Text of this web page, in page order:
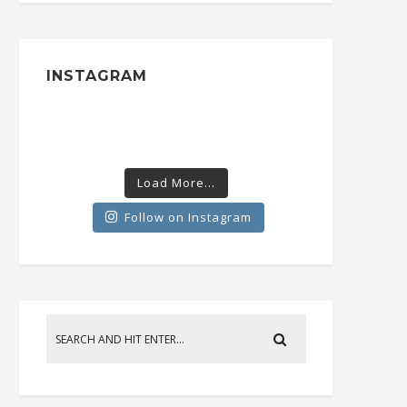
INSTAGRAM
Load More...
Follow on Instagram